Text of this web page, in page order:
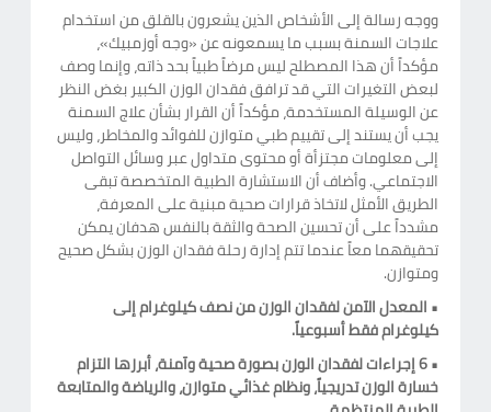
ووجه رسالة إلى الأشخاص الذين يشعرون بالقلق من استخدام
علاجات السمنة بسبب ما يسمعونه عن «وجه أوزمبيك»،
مؤكداً أن هذا المصطلح ليس مرضاً طبياً بحد ذاته، وإنما وصف
لبعض التغيرات التي قد ترافق فقدان الوزن الكبير بغض النظر
عن الوسيلة المستخدمة، مؤكداً أن القرار بشأن علاج السمنة
يجب أن يستند إلى تقييم طبي متوازن للفوائد والمخاطر، وليس
إلى معلومات مجتزأة أو محتوى متداول عبر وسائل التواصل
الاجتماعي. وأضاف أن الاستشارة الطبية المتخصصة تبقى
الطريق الأمثل لاتخاذ قرارات صحية مبنية على المعرفة،
مشدداً على أن تحسين الصحة والثقة بالنفس هدفان يمكن
تحقيقهما معاً عندما تتم إدارة رحلة فقدان الوزن بشكل صحيح
ومتوازن.
• المعدل الآمن لفقدان الوزن من نصف كيلوغرام إلى
كيلوغرام فقط أسبوعياً.
• 6 إجراءات لفقدان الوزن بصورة صحية وآمنة، أبرزها التزام
خسارة الوزن تدريجياً، ونظام غذائي متوازن، والرياضة والمتابعة